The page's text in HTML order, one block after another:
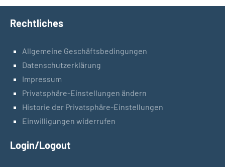
Rechtliches
Allgemeine Geschäftsbedingungen
Datenschutzerklärung
Impressum
Privatsphäre-Einstellungen ändern
Historie der Privatsphäre-Einstellungen
Einwilligungen widerrufen
Login/Logout